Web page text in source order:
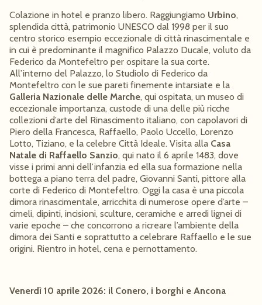
Colazione in hotel e pranzo libero. Raggiungiamo Urbino,
splendida città, patrimonio UNESCO dal 1998 per il suo
centro storico esempio eccezionale di città rinascimentale e
in cui è predominante il magnifico Palazzo Ducale, voluto da
Federico da Montefeltro per ospitare la sua corte.
All’interno del Palazzo, lo Studiolo di Federico da
Montefeltro con le sue pareti finemente intarsiate e la
Galleria Nazionale delle Marche, qui ospitata, un museo di
eccezionale importanza, custode di una delle più ricche
collezioni d’arte del Rinascimento italiano, con capolavori di
Piero della Francesca, Raffaello, Paolo Uccello, Lorenzo
Lotto, Tiziano, e la celebre Città Ideale. Visita alla Casa
Natale di Raffaello Sanzio, qui nato il 6 aprile 1483, dove
visse i primi anni dell’infanzia ed ella sua formazione nella
bottega a piano terra del padre, Giovanni Santi, pittore alla
corte di Federico di Montefeltro. Oggi la casa è una piccola
dimora rinascimentale, arricchita di numerose opere d’arte –
cimeli, dipinti, incisioni, sculture, ceramiche e arredi lignei di
varie epoche – che concorrono a ricreare l’ambiente della
dimora dei Santi e soprattutto a celebrare Raffaello e le sue
origini. Rientro in hotel, cena e pernottamento.
Venerdì 10 aprile 2026: il Conero, i borghi e Ancona